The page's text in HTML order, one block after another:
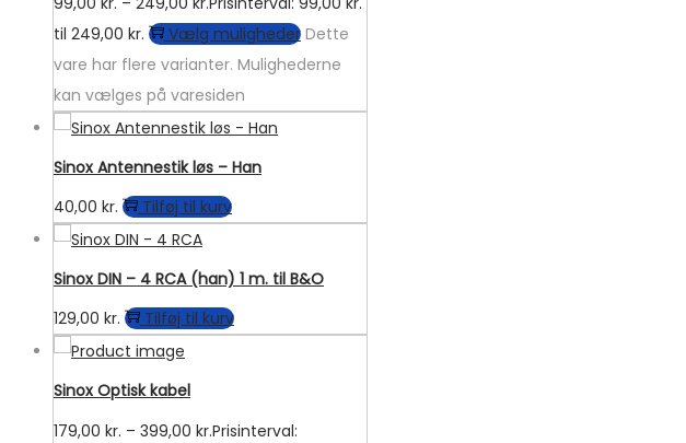
til 249,00 kr.
Vælg muligheder Dette
vare har flere varianter. Mulighederne
kan vælges på varesiden
Sinox Antennestik løs – Han
40,00 kr. Tilføj til kurv
Sinox DIN – 4 RCA (han) 1 m. til B&O
129,00 kr. Tilføj til kurv
Sinox Optisk kabel
179,00 kr. – 399,00 kr.Prisinterval: